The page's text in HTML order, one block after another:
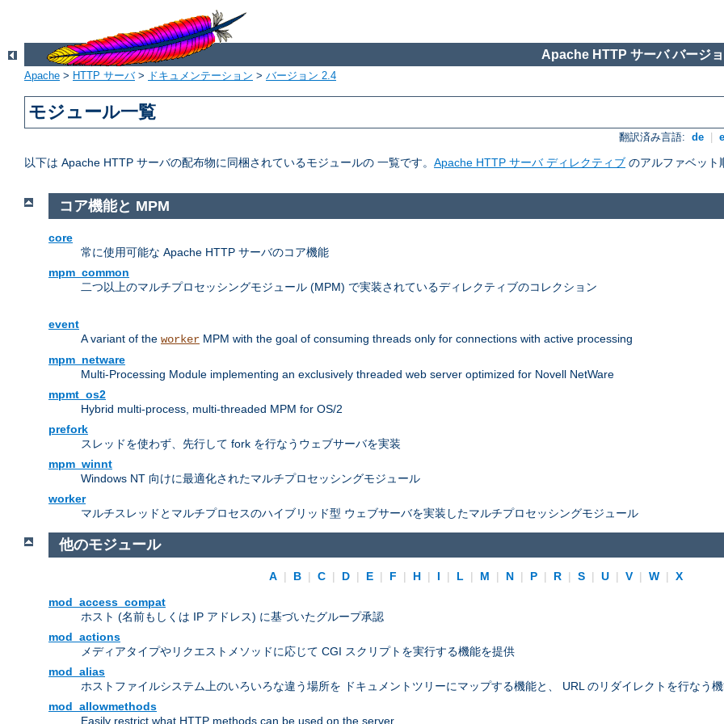
Apache HTTP サーバ バージ
Apache > HTTP サーバ> ドキュメンテーション > バージョン 2.4
モジュール一覧
翻訳済み言語: de
以下は Apache HTTP サーバの配布物に同梱されているモジュールの 一覧です。 Apache HTTP サーバ ディレクティブ のアルファベット
コア機能と MPM
core
常に使用可能な Apache HTTP サーバのコア機能
mpm_common
二つ以上のマルチプロセッシングモジュール (MPM) で実装されているディレクティブのコレクション
event
A variant of the worker MPM with the goal of consuming threads only for connections with active processing
mpm_netware
Multi-Processing Module implementing an exclusively threaded web server optimized for Novell NetWare
mpmt_os2
Hybrid multi-process, multi-threaded MPM for OS/2
prefork
スレッドを使わず、先行して fork を行なうウェブサーバを実装
mpm_winnt
Windows NT 向けに最適化されたマルチプロセッシングモジュール
worker
マルチスレッドとマルチプロセスのハイブリッド型 ウェブサーバを実装したマルチプロセッシングモジュール
他のモジュール
A | B | C | D | E | F | H | I | L | M | N | P | R | S | U | V | W |
X
mod_access_compat
ホスト (名前もしくは IP アドレス) に基づいたグループ承認
mod_actions
メディアタイプやリクエストメソッドに応じて CGI スクリプトを実行する機能を提供
mod_alias
ホストファイルシステム上のいろいろな違う場所を ドキュメントツリーにマップする機能と、 URL のリダイレクトを行なう
mod_allowmethods
Easily restrict what HTTP methods can be used on the server